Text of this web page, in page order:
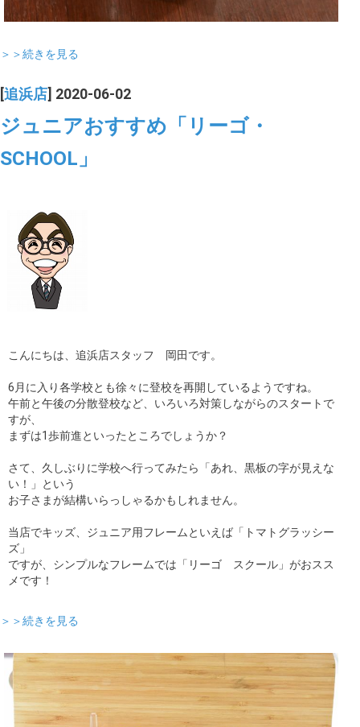
＞＞続きを見る
追浜店 ] 2020-06-02
ジュニアおすすめ「リーゴ・
SCHOOL」
こんにちは、追浜店スタッフ 岡田です。
6月に入り各学校とも徐々に登校を再開しているようですね。
午前と午後の分散登校など、いろいろ対策しながらのスタートで
すが、
まずは1歩前進といったところでしょうか？
さて、久しぶりに学校へ行ってみたら「あれ、黒板の字が見えな
い！」という
お子さまが結構いらっしゃるかもしれません。
当店でキッズ、ジュニア用フレームといえば「トマトグラッシー
ズ」
ですが、シンプルなフレームでは「リーゴ スクール」がおスス
メです！
＞＞続きを見る